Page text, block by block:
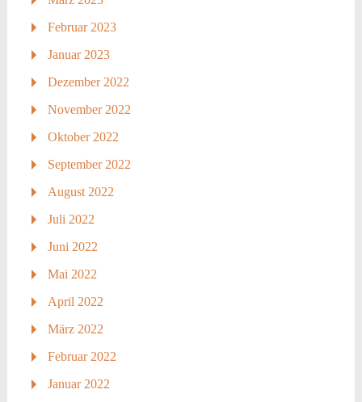
Februar 2023
Januar 2023
Dezember 2022
November 2022
Oktober 2022
September 2022
August 2022
Juli 2022
Juni 2022
Mai 2022
April 2022
März 2022
Februar 2022
Januar 2022